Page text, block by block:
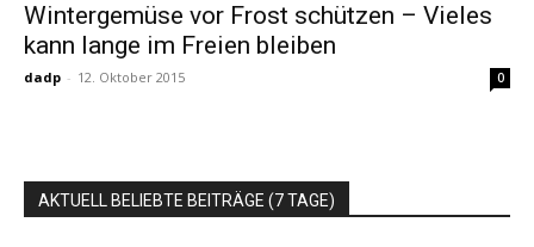
Wintergemüse vor Frost schützen – Vieles
kann lange im Freien bleiben
dadp - 12. Oktober 2015 0
AKTUELL BELIEBTE BEITRÄGE (7 TAGE)